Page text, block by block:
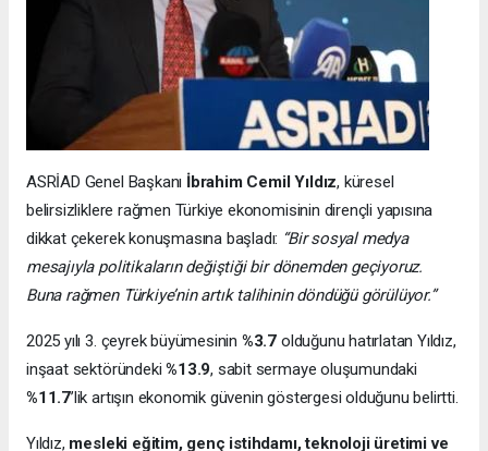
ASRİAD Genel Başkanı İbrahim Cemil Yıldız, küresel
belirsizliklere rağmen Türkiye ekonomisinin dirençli yapısına
dikkat çekerek konuşmasına başladı: “Bir sosyal medya
mesajıyla politikaların değiştiği bir dönemden geçiyoruz.
Buna rağmen Türkiye’nin artık talihinin döndüğü görülüyor.”
2025 yılı 3. çeyrek büyümesinin %3.7 olduğunu hatırlatan Yıldız,
inşaat sektöründeki%13.9, sabit sermaye oluşumundaki
%11.7’lik artışın ekonomik güvenin göstergesi olduğunu belirtti.
Yıldız, mesleki eğitim, genç istihdamı, teknoloji üretimi ve